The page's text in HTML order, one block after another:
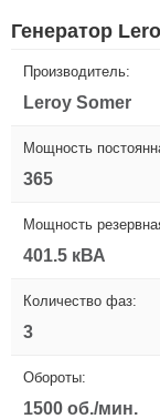
Генератор
Производитель:
Leroy Somer
Мощность
365
Мощность
401.5 кВА
Количество фаз:
3
Обороты:
1500 об./мин.